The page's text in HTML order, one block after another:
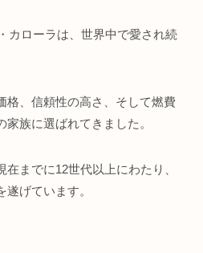
カローラは、世界中で愛され続
格、信頼性の高さ、そして燃費
族に選ばれてきました。
までに12世代以上にわたり、
げています。